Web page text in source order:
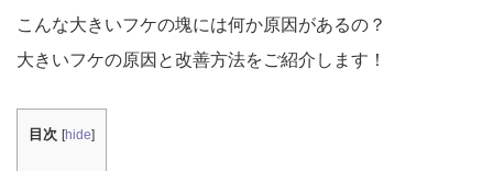
こんな大きいフケの塊には何か原因があるの？
大きいフケの原因と改善方法をご紹介します！
目次 [hide]